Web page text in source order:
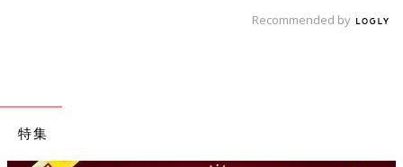
Recommended by
特集